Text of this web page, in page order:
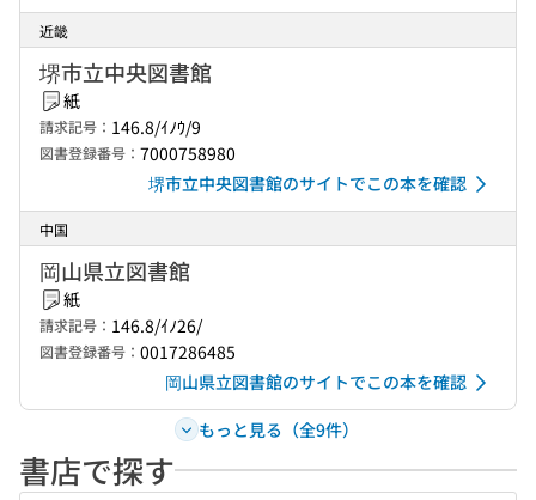
近畿
堺市立中央図書館
紙
請求記号： 146.8/ｲﾉｳ/9
図書登録番号： 7000758980
堺市立中央図書館のサイトでこの本を確認
中国
岡山県立図書館
紙
請求記号： 146.8/ｲﾉ26/
図書登録番号： 0017286485
岡山県立図書館のサイトでこの本を確認
もっと見る（全9件）
書店で探す